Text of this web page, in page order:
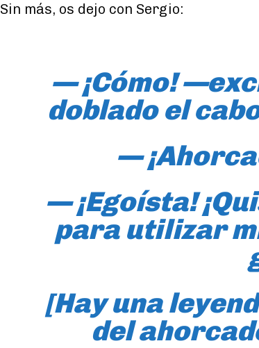
Sin más, os dejo con Sergio:
— ¡Cómo!
doblado el
—
— ¡Egoísta!
para utilizar
[Hay una
del